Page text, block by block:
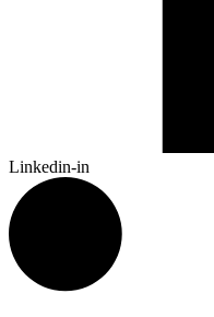
Linkedin-in